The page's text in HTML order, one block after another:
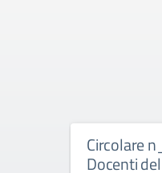
Circolare
Docenti